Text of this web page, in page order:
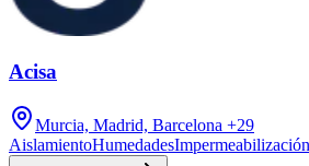
Acisa
Murcia, Madrid, Barcelona +29
AislamientoHumedadesImpermeabilización